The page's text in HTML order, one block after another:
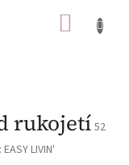
rukojetí 52
EASY LIVIN'